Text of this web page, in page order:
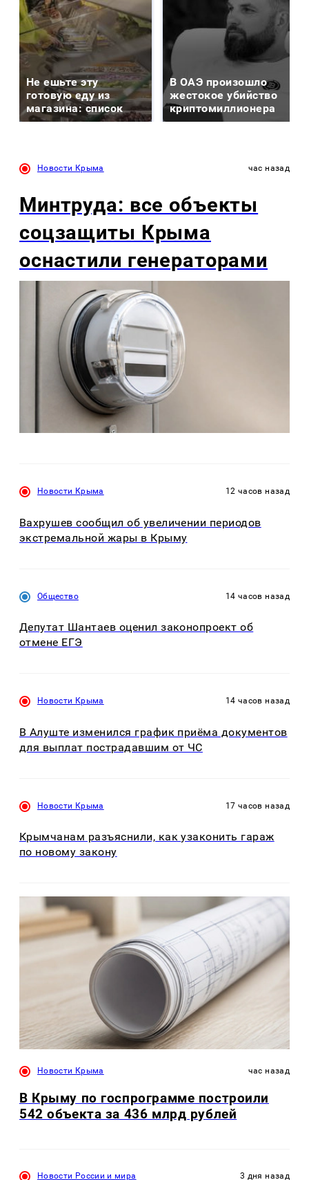
Не ешьте эту
готовую еду из
магазина: список
В ОАЭ произошло
жестокое убийство
криптомиллионера
Новости Крыма час назад
Минтруда: все объекты
соцзащиты Крыма
оснастили генераторами
Новости Крыма 12 часов назад
Вахрушев сообщил об увеличении периодов
экстремальной жары в Крыму
Общество 14 часов назад
Депутат Шантаев оценил законопроект об
отмене ЕГЭ
Новости Крыма 14 часов назад
В Алуште изменился график приёма документов
для выплат пострадавшим от ЧС
Новости Крыма 17 часов назад
Крымчанам разъяснили, как узаконить гараж
по новому закону
Новости Крыма час назад
В Крыму по госпрограмме построили
542 объекта за 436 млрд рублей
Новости России и мира 3 дня назад